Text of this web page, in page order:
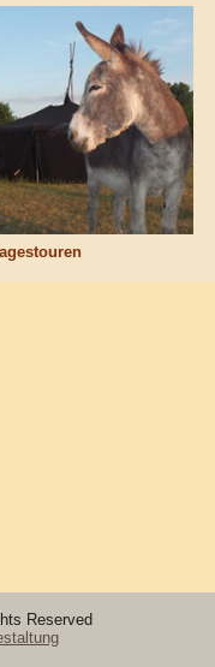
Reserved